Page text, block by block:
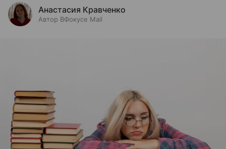
Анастасия Кравченко
Автор ВФокусе Mail